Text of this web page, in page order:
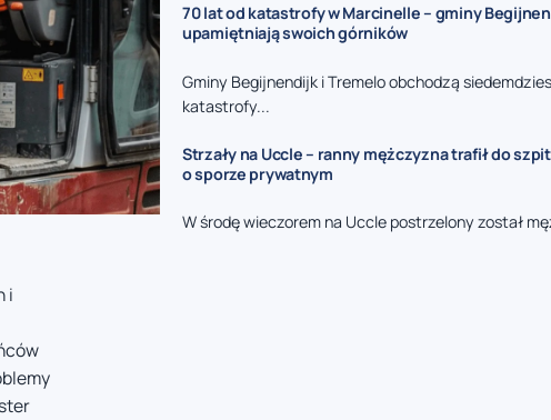
i
70 lat od katastrofy w Marcinelle – gminy
upamiętniają swoich górników
Gminy Begijnendijk i Tremelo obchodzą
katastrofy...
Strzały na Uccle – ranny mężczyzna trafił do
o sporze prywatnym
W środę wieczorem na Uccle postrzelony został